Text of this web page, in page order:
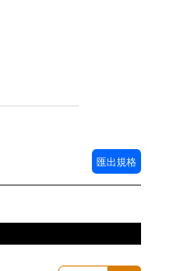
匯出規格